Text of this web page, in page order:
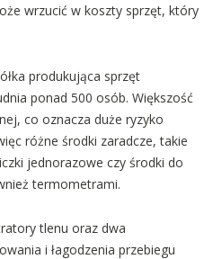
wrzucić w koszty sprzęt, który
produkująca sprzęt
ponad 500 osób. Większość
co oznacza duże ryzyko
różne środki zaradcze, takie
jednorazowe czy środki do
termometrami.
tlenu oraz dwa
i łagodzenia przebiegu